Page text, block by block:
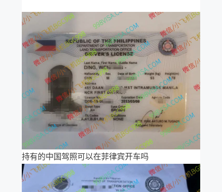
持有的中国驾照可以在菲律宾开车吗